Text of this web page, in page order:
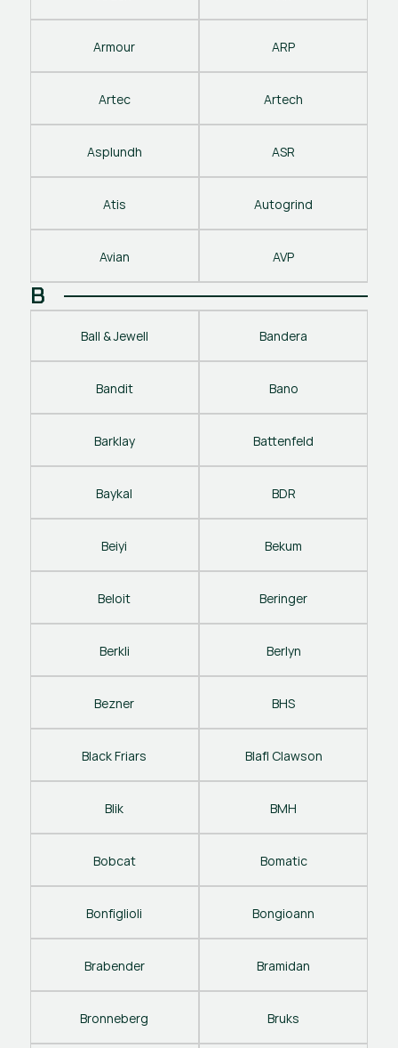
Armour ARP
Artec Artech
Asplundh ASR
Atis Autogrind
Avian AVP
B
Ball & Jewell Bandera
Bandit Bano
Barklay Battenfeld
Baykal BDR
Beiyi Bekum
Beloit Beringer
Berkli Berlyn
Bezner BHS
Black Friars Blafl Clawson
Blik BMH
Bobcat Bomatic
Bonfiglioli Bongioann
Brabender Bramidan
Bronneberg Bruks